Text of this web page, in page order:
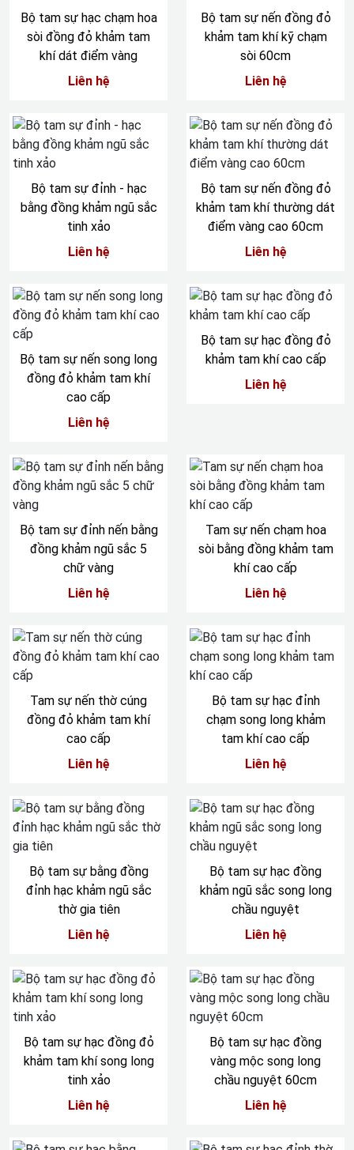
Bộ tam sự hạc chạm hoa
sòi đồng đỏ khảm tam
khí dát điểm vàng
Liên hệ
Bộ tam sự nến đồng đỏ
khảm tam khí kỹ chạm
sòi 60cm
Liên hệ
Bộ tam sự đỉnh - hạc
bằng đồng khảm ngũ sắc
tinh xảo
Liên hệ
Bộ tam sự nến đồng đỏ
khảm tam khí thường dát
điểm vàng cao 60cm
Liên hệ
Bộ tam sự nến song long
đồng đỏ khảm tam khí
cao cấp
Liên hệ
Bộ tam sự hạc đồng đỏ
khảm tam khí cao cấp
Liên hệ
Bộ tam sự đỉnh nến bằng
đồng khảm ngũ sắc 5
chữ vàng
Liên hệ
Tam sự nến chạm hoa
sòi bằng đồng khảm tam
khí cao cấp
Liên hệ
Tam sự nến thờ cúng
đồng đỏ khảm tam khí
cao cấp
Liên hệ
Bộ tam sự hạc đỉnh
chạm song long khảm
tam khí cao cấp
Liên hệ
Bộ tam sự bằng đồng
đỉnh hạc khảm ngũ sắc
thờ gia tiên
Liên hệ
Bộ tam sự hạc đồng
khảm ngũ sắc song long
chầu nguyệt
Liên hệ
Bộ tam sự hạc đồng đỏ
khảm tam khí song long
tinh xảo
Liên hệ
Bộ tam sự hạc đồng
vàng mộc song long
chầu nguyệt 60cm
Liên hệ